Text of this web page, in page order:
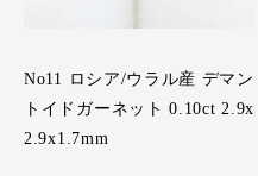
No11 ロシア/ウラル産 デマン
トイドガーネット 0.10ct 2.9x
2.9x1.7mm